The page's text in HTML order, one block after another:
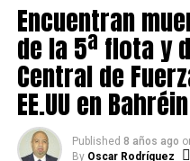
Encuentran
de la 5ª flota y
Central de
EE.UU en Bahréin
Published 8 años ago
By Oscar Rodríguez